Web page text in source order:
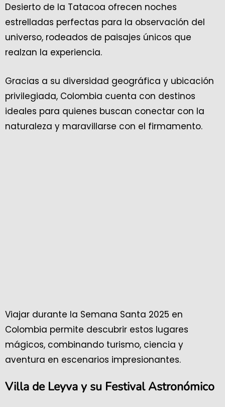
Desierto de la Tatacoa ofrecen noches
estrelladas perfectas para la observación del
universo, rodeados de paisajes únicos que
realzan la experiencia.
Gracias a su diversidad geográfica y ubicación
privilegiada, Colombia cuenta con destinos
ideales para quienes buscan conectar con la
naturaleza y maravillarse con el firmamento.
Viajar durante la Semana Santa 2025 en
Colombia permite descubrir estos lugares
mágicos, combinando turismo, ciencia y
aventura en escenarios impresionantes.
Villa de Leyva y su Festival Astronómico